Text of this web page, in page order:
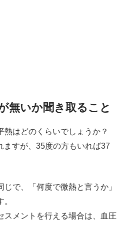
無いか聞き取ること
熱はどのくらいでしょうか？
ますが、35度の方もいれば37
で、「何度で微熱と言うか」
スメントを行える場合は、血圧